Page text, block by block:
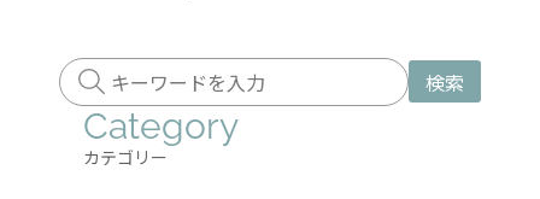
検索
Category
カテゴリー